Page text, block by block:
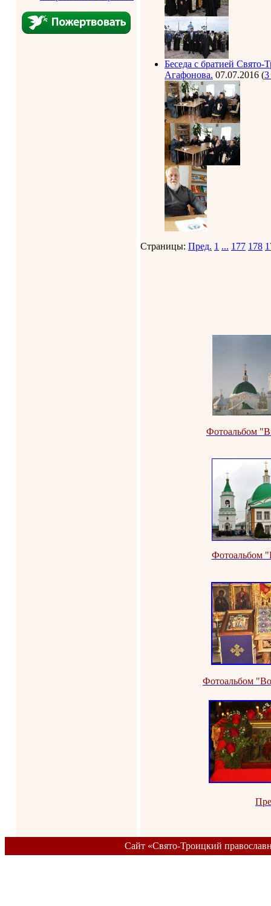
Беседа с братией Свято-
Агафонова. 07.07.2016 (3
Страницы: Пред. 1 ... 177 178
Фотоальбом
Фотоальбом
Фотоальбом
Сайт «Свято-Троицкий